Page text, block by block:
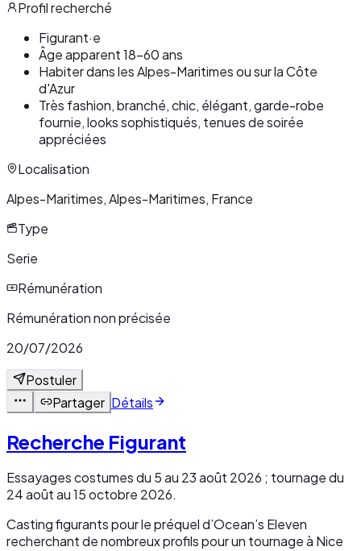
Profil recherché
Figurant·e
Âge apparent 18-60 ans
Habiter dans les Alpes-Maritimes ou sur la Côte
d'Azur
Très fashion, branché, chic, élégant, garde-robe
fournie, looks sophistiqués, tenues de soirée
appréciées
Localisation
Alpes-Maritimes, Alpes-Maritimes, France
Type
Serie
Rémunération
Rémunération non précisée
20/07/2026
Postuler
Partager Détails
Recherche Figurant
Essayages costumes du 5 au 23 août 2026 ; tournage du
24 août au 15 octobre 2026.
Casting figurants pour le préquel d’Ocean’s Eleven
recherchant de nombreux profils pour un tournage à Nice